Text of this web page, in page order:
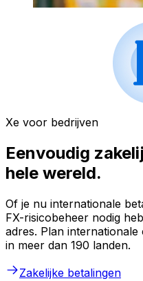
Xe voor bedrijven
Eenvoudig
hele wereld.
Of je nu internationale
FX-risicobeheer nodig
adres. Plan
in meer dan 190 landen.
Zakelijke betalingen